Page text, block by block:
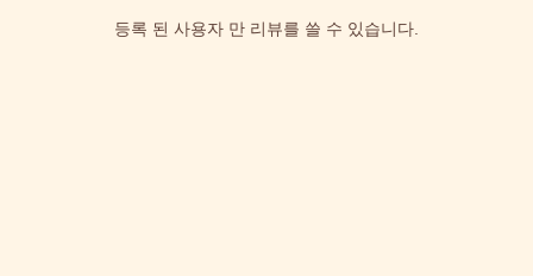
등록 된 사용자 만 리뷰를 쓸 수 있습니다.